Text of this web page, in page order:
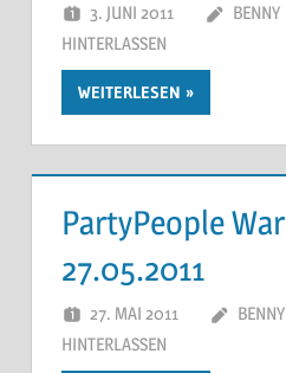
3. JUNI 2011 BENNY
HINTERLASSEN
WEITERLESEN
PartyPeople
27.05.2011
27. MAI 2011 BENNY
HINTERLASSEN